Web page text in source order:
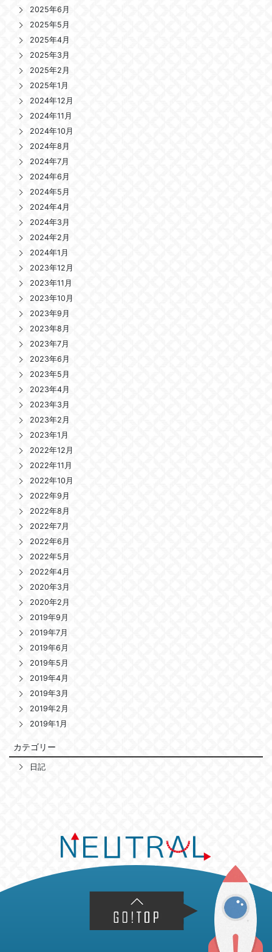
2025年6月
2025年5月
2025年4月
2025年3月
2025年2月
2025年1月
2024年12月
2024年11月
2024年10月
2024年8月
2024年7月
2024年6月
2024年5月
2024年4月
2024年3月
2024年2月
2024年1月
2023年12月
2023年11月
2023年10月
2023年9月
2023年8月
2023年7月
2023年6月
2023年5月
2023年4月
2023年3月
2023年2月
2023年1月
2022年12月
2022年11月
2022年10月
2022年9月
2022年8月
2022年7月
2022年6月
2022年5月
2022年4月
2020年3月
2020年2月
2019年9月
2019年7月
2019年6月
2019年5月
2019年4月
2019年3月
2019年2月
2019年1月
カテゴリー
日記